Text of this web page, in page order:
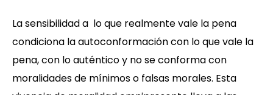
La sensibilidad a lo que realmente vale la pena
condiciona la autoconformación con lo que vale la
pena, con lo auténtico y no se conforma con
moralidades de mínimos o falsas morales. Esta